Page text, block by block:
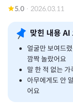
5.0 · 2026.03.11
맞힌 내용 AI
얼굴만 보여드
깜짝 놀랐어요
말 한 적 없는
아무에게도 안
어요